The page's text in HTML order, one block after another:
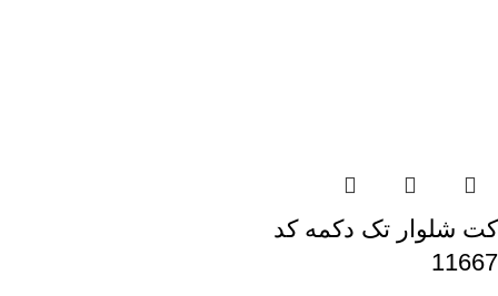
کت شلوار تک دکمه کد
11667